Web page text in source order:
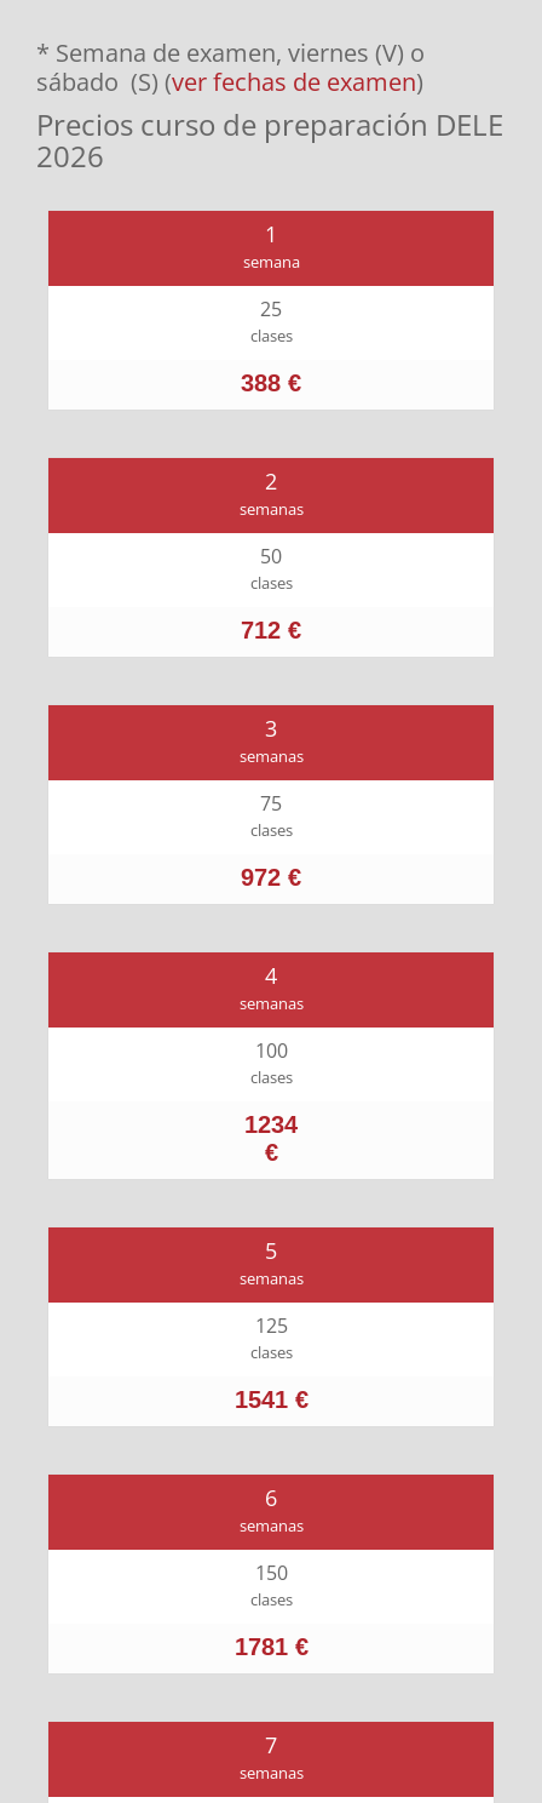
* Semana de examen, viernes (V) o
sábado (S) (ver fechas de examen)
Precios curso de preparación DELE
2026
1
semana
25
clases
388 €
2
semanas
50
clases
712 €
3
semanas
75
clases
972 €
4
semanas
100
clases
1234
€
5
semanas
125
clases
1541 €
6
semanas
150
clases
1781 €
7
semanas